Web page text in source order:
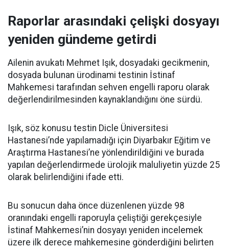
Raporlar arasındaki çelişki dosyayı
yeniden gündeme getirdi
Ailenin avukatı Mehmet Işık, dosyadaki gecikmenin,
dosyada bulunan ürodinami testinin İstinaf
Mahkemesi tarafından sehven engelli raporu olarak
değerlendirilmesinden kaynaklandığını öne sürdü.
Işık, söz konusu testin Dicle Üniversitesi
Hastanesi’nde yapılamadığı için Diyarbakır Eğitim ve
Araştırma Hastanesi’ne yönlendirildiğini ve burada
yapılan değerlendirmede ürolojik maluliyetin yüzde 25
olarak belirlendiğini ifade etti.
Bu sonucun daha önce düzenlenen yüzde 98
oranındaki engelli raporuyla çeliştiği gerekçesiyle
İstinaf Mahkemesi’nin dosyayı yeniden incelemek
üzere ilk derece mahkemesine gönderdiğini belirten